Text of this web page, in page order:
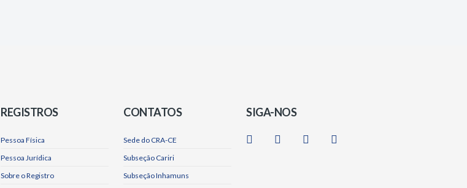
REGISTROS
Pessoa Física
Pessoa Jurídica
Sobre o Registro
CONTATOS
Sede do CRA-CE
Subseção Cariri
Subseção Inhamuns
SIGA-NOS